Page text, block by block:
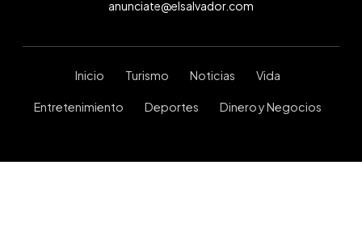
anunciate@elsalvador.com
Inicio Turismo Noticias Vida
Entretenimiento Deportes Dinero y Negocios